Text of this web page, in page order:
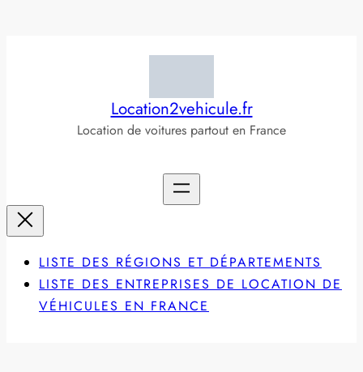
Location2vehicule.fr
Location de voitures partout en France
LISTE DES RÉGIONS ET DÉPARTEMENTS
LISTE DES ENTREPRISES DE LOCATION DE
VÉHICULES EN FRANCE